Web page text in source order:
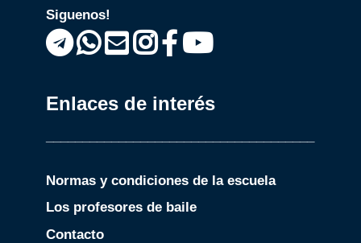
Siguenos!
Enlaces de interés
Normas y condiciones de la escuela
Los profesores de baile
Contacto